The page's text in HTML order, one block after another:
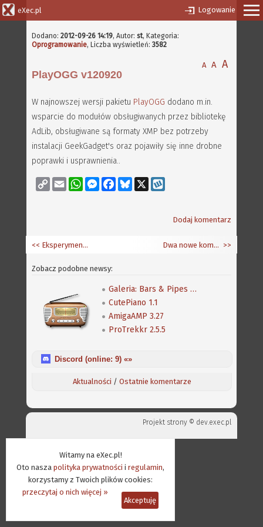
Witamy na eXec.pl!
Oto nasza polityka prywatności i regulamin,
korzystamy z Twoich plików cookies:
przeczytaj o nich więcej »
Akceptuję
eXec.pl Logowanie
Dodano: 2012-09-26 14:19, Autor: st, Kategoria:
Oprogramowanie, Liczba wyświetleń: 3582
A A A
PlayOGG v120920
W najnowszej wersji pakietu PlayOGG dodano m.in.
wsparcie do modułów obsługiwanych przez bibliotekę
AdLib, obsługiwane są formaty XMP bez potrzeby
instalacji GeekGadget's oraz pojawiły się inne drobne
poprawki i usprawnienia..
Copy
Link
Email WhatsAppMessenger
FacebookBluesky
Dodaj komentarz
Dwa nowe komputery na bazie Sam440ep-Flex >>
<< Eksperymentalne wersje OpenArena i MiniGL 2.5 dla Sam440ep
Zobacz podobne newsy:
Galeria: Bars & Pipes Professional
CutePiano 1.1
AmigaAMP 3.27
ProTrekkr 2.5.5
Discord (online: 9) «»
Aktualności / Ostatnie komentarze
Projekt strony © dev.exec.pl